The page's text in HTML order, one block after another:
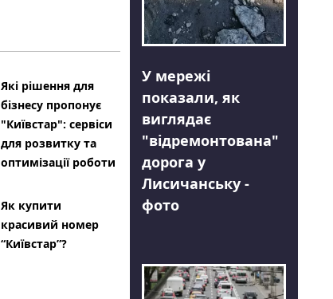
Які рішення для
бізнесу пропонує
"Київстар": сервіси
для розвитку та
оптимізації роботи
Як купити
красивий номер
“Київстар”?
У мережі
показали, як
виглядає
"відремонтована"
дорога у
Лисичанську -
фото